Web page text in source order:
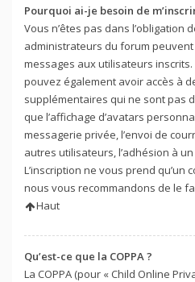
Pourquoi ai-je besoin de
Vous n’êtes pas dans l’obligation
administrateurs du forum
messages aux utilisateurs
pouvez également avoir accès à
supplémentaires qui ne sont pas
que l’affichage d’avatars
messagerie privée, l’envoi de
autres utilisateurs, l’adhésion à
L’inscription ne vous prend qu’un
nous vous recommandons de le
Haut
Qu’est-ce que la COPPA ?
La COPPA (pour « Child Online